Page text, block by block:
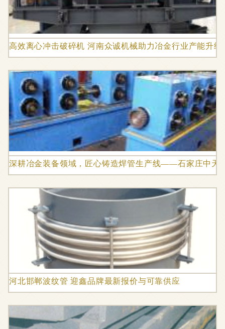
高效离心冲击破碎机 河南众诚机械助力冶金行业产能升级
深耕冶金装备领域，匠心铸造焊管生产线——石家庄中天
河北邯郸波纹管 迎鑫品牌最新报价与可靠供应